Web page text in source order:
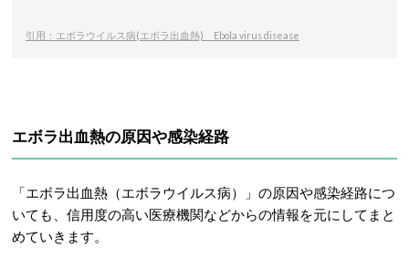
引用：エボラウイルス病(エボラ出血熱) Ebola virus disease
エボラ出血熱の原因や感染経路
「エボラ出血熱（エボラウイルス病）」の原因や感染経路につ
いても、信用度の高い医療機関などからの情報を元にしてまと
めていきます。